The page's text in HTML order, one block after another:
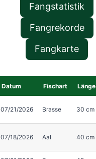
Fangstatistik
Fangrekorde
Fangkarte
Datum Fischart Länge
07/21/2026 Brasse 30 cm
07/18/2026 Aal 40 cm